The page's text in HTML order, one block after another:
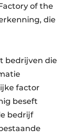
of the
die
bedrijven die
factor
beseft
bedrijf